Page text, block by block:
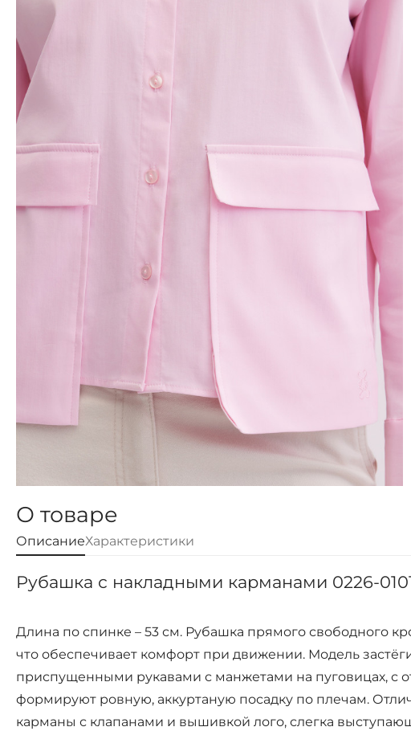
О товаре
ОписаниеХарактеристики
Рубашка с накладными карманами 0226-
Длина по спинке – 53 см. Рубашка прямого свободного
что обеспечивает комфорт при движении. Модель
приспущенными рукавами с манжетами на пуговицах, с
формируют ровную, аккуртаную посадку по плечам.
карманы с клапанами и вышивкой лого, слегка